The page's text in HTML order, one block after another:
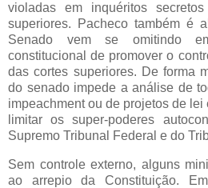
violadas em inquéritos
superiores. Pacheco também é
Senado vem se omitindo
constitucional de promover o
das cortes superiores. De forma
do senado impede a análise de
impeachment ou de projetos de
limitar os super-poderes
Supremo Tribunal Federal e do
Sem controle externo, alguns
ao arrepio da Constituição.